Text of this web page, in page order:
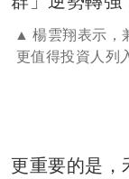
楊雲翔表示，
更值得投資人列
更重要的是